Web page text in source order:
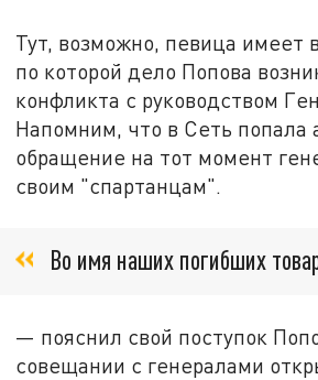
Тут, возможно, певица имеет
по которой дело Попова
конфликта с руководством
Напомним, что в Сеть попала
обращение на тот момент
своим "спартанцам".
Во имя наших погибших
— пояснил свой поступок
совещании с генералами